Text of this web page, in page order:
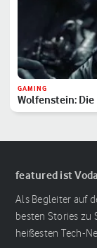
GAMING
Wolfenstein:
featured ist
Als Begleiter auf
besten Stories zu
heißesten Tech-